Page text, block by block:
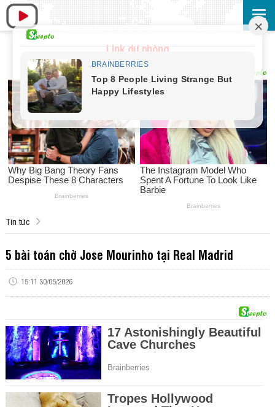
Link dự phòng
Tin tức
5 bài toán chờ Jose Mourinho tại Real Madrid
15:11 30/05/2026